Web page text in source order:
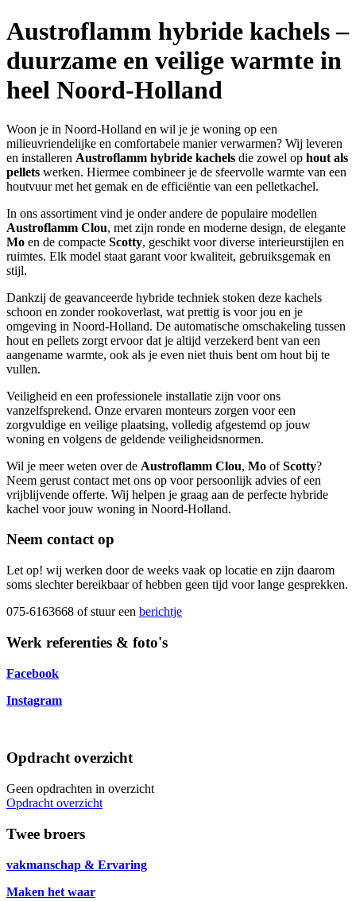
Austroflamm hybride kachels –
duurzame en veilige warmte in
heel Noord-Holland
Woon je in Noord-Holland en wil je je woning op een
milieuvriendelijke en comfortabele manier verwarmen? Wij leveren
en installeren Austroflamm hybride kachels die zowel op hout als
pellets werken. Hiermee combineer je de sfeervolle warmte van een
houtvuur met het gemak en de efficiëntie van een pelletkachel.
In ons assortiment vind je onder andere de populaire modellen
Austroflamm Clou, met zijn ronde en moderne design, de elegante
Mo en de compacte Scotty, geschikt voor diverse interieurstijlen en
ruimtes. Elk model staat garant voor kwaliteit, gebruiksgemak en
stijl.
Dankzij de geavanceerde hybride techniek stoken deze kachels
schoon en zonder rookoverlast, wat prettig is voor jou en je
omgeving in Noord-Holland. De automatische omschakeling tussen
hout en pellets zorgt ervoor dat je altijd verzekerd bent van een
aangename warmte, ook als je even niet thuis bent om hout bij te
vullen.
Veiligheid en een professionele installatie zijn voor ons
vanzelfsprekend. Onze ervaren monteurs zorgen voor een
zorgvuldige en veilige plaatsing, volledig afgestemd op jouw
woning en volgens de geldende veiligheidsnormen.
Wil je meer weten over de Austroflamm Clou, Mo ofScotty?
Neem gerust contact met ons op voor persoonlijk advies of een
vrijblijvende offerte. Wij helpen je graag aan de perfecte hybride
kachel voor jouw woning in Noord-Holland.
Neem contact op
Let op! wij werken door de weeks vaak op locatie en zijn daarom
soms slechter bereikbaar of hebben geen tijd voor lange gesprekken.
075-6163668 of stuur een berichtje
Werk referenties & foto's
Facebook
Instagram
Opdracht overzicht
Geen opdrachten in overzicht
Opdracht overzicht
Twee broers
vakmanschap & Ervaring
Maken het waar